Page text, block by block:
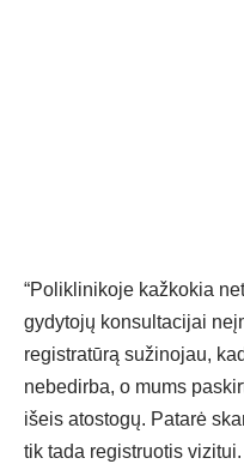
“Poliklinikoje kažkokia
gydytojų konsultacijai
registratūrą sužinojau,
nebedirba, o mums
išeis atostogų. Patarė
tik tada registruotis